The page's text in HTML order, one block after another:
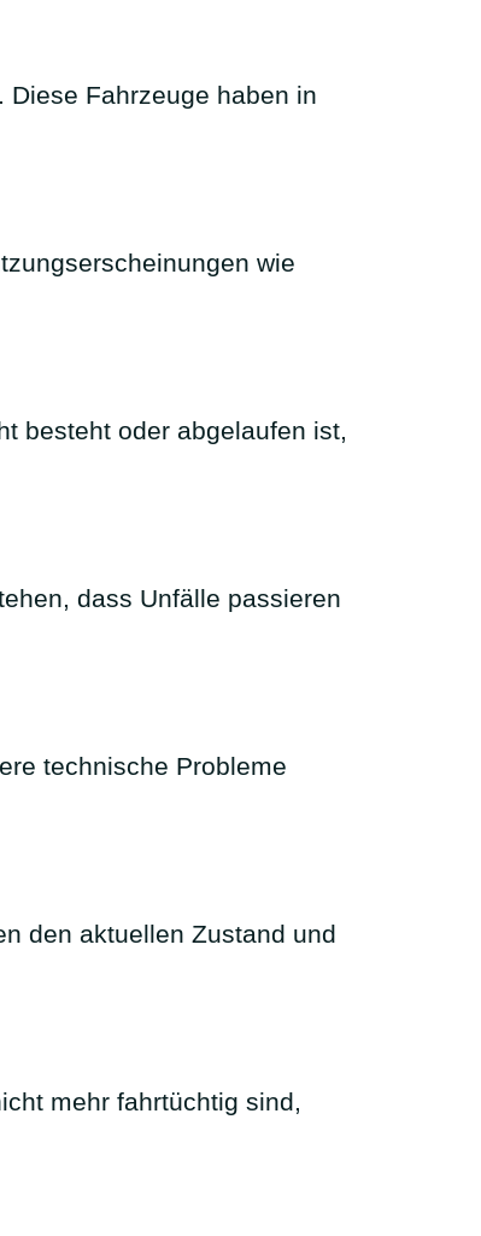
Fahrzeuge haben in
wie
besteht oder abgelaufen ist,
dass Unfälle passieren
technische Probleme
den aktuellen Zustand und
mehr fahrtüchtig sind,